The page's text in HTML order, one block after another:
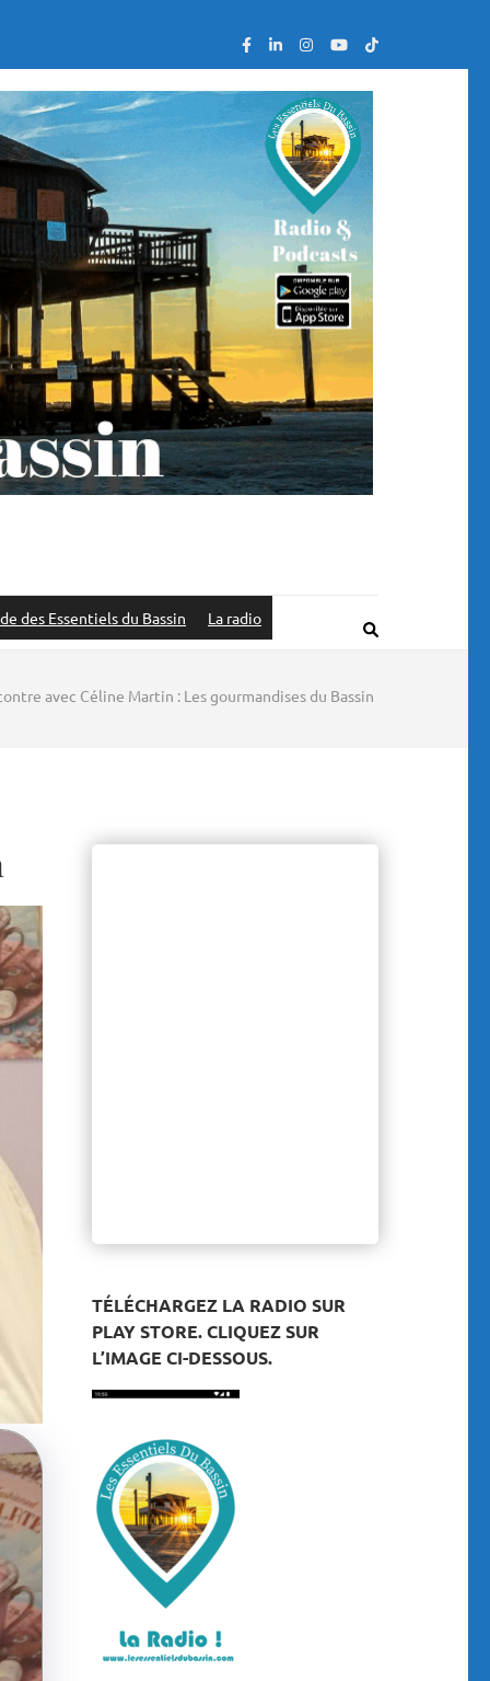
des Essentiels du Bassin La radio
avec Céline Martin : Les gourmandises du Bassin
TÉLÉCHARGEZ LA RADIO SUR
PLAY STORE. CLIQUEZ SUR
L’IMAGE CI-DESSOUS.